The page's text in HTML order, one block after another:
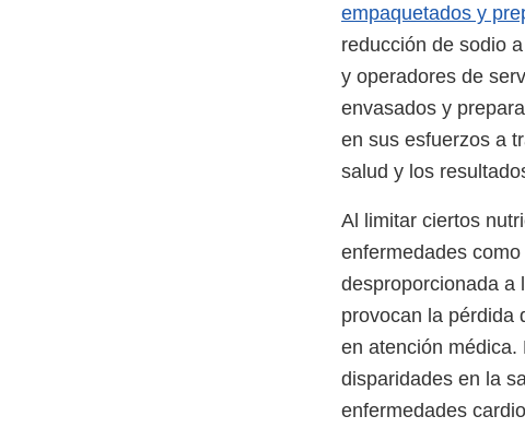
empaquetados y
reducción de sodio
y operadores de
envasados y
en sus esfuerzos a
salud y los
Al limitar ciertos
enfermedades
desproporcionada a
provocan la pérdida
en atención
disparidades en la
enfermedades